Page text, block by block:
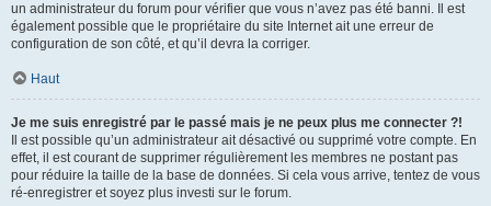
un administrateur du forum pour vérifier que vous n’avez pas été banni. Il est
également possible que le propriétaire du site Internet ait une erreur de
configuration de son côté, et qu’il devra la corriger.
Haut
Je me suis enregistré par le passé mais je ne peux plus me connecter ?!
Il est possible qu’un administrateur ait désactivé ou supprimé votre compte. En
effet, il est courant de supprimer régulièrement les membres ne postant pas
pour réduire la taille de la base de données. Si cela vous arrive, tentez de vous
ré-enregistrer et soyez plus investi sur le forum.